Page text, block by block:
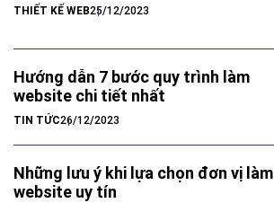
THIẾT KẾ WEB25/12/2023
Hướng dẫn 7 bước quy trình làm
website chi tiết nhất
TIN TỨC26/12/2023
Những lưu ý khi lựa chọn đơn vị làm
website uy tín